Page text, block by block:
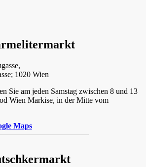
1020 Wien
Sie am jeden Samstag zwischen 8 und 13
Wien Markise, in der Mitte vom
Maps